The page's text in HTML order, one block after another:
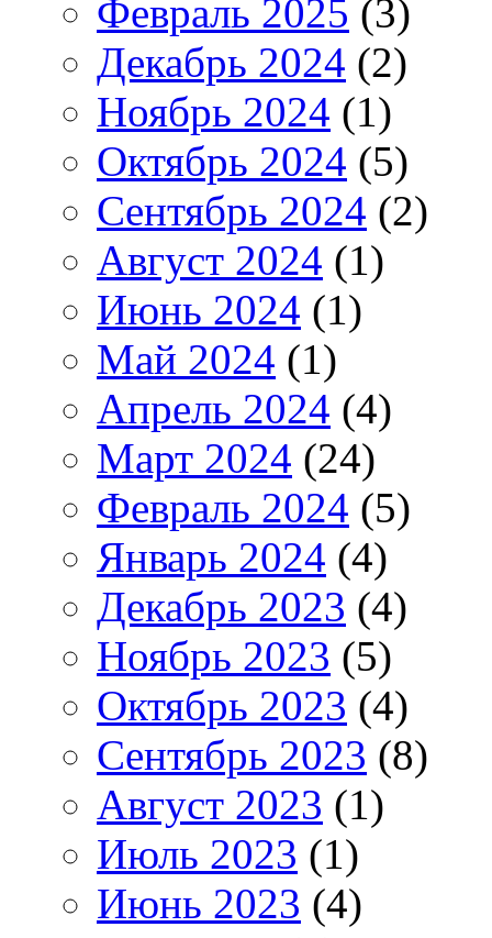
Февраль 2025 (3)
Декабрь 2024 (2)
Ноябрь 2024 (1)
Октябрь 2024 (5)
Сентябрь 2024 (2)
Август 2024 (1)
Июнь 2024 (1)
Май 2024 (1)
Апрель 2024 (4)
Март 2024 (24)
Февраль 2024 (5)
Январь 2024 (4)
Декабрь 2023 (4)
Ноябрь 2023 (5)
Октябрь 2023 (4)
Сентябрь 2023 (8)
Август 2023 (1)
Июль 2023 (1)
Июнь 2023 (4)